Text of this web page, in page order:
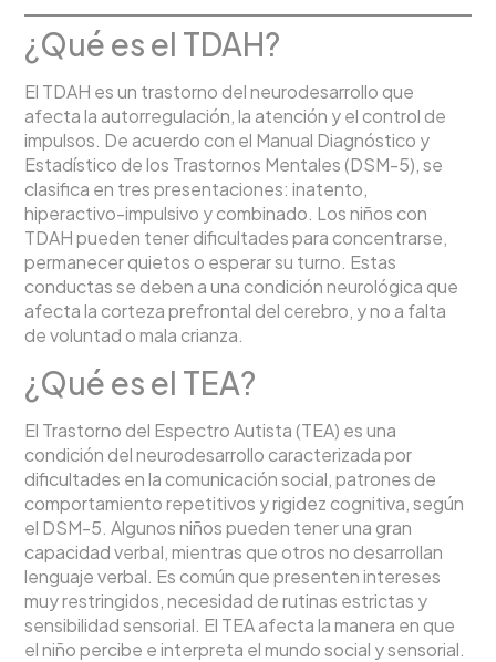
¿Qué es el TDAH?
El TDAH es un trastorno del neurodesarrollo que
afecta la autorregulación, la atención y el control de
impulsos. De acuerdo con el Manual Diagnóstico y
Estadístico de los Trastornos Mentales (DSM-5), se
clasifica en tres presentaciones: inatento,
hiperactivo-impulsivo y combinado. Los niños con
TDAH pueden tener dificultades para concentrarse,
permanecer quietos o esperar su turno. Estas
conductas se deben a una condición neurológica que
afecta la corteza prefrontal del cerebro, y no a falta
de voluntad o mala crianza.
¿Qué es el TEA?
El Trastorno del Espectro Autista (TEA) es una
condición del neurodesarrollo caracterizada por
dificultades en la comunicación social, patrones de
comportamiento repetitivos y rigidez cognitiva, según
el DSM-5. Algunos niños pueden tener una gran
capacidad verbal, mientras que otros no desarrollan
lenguaje verbal. Es común que presenten intereses
muy restringidos, necesidad de rutinas estrictas y
sensibilidad sensorial. El TEA afecta la manera en que
el niño percibe e interpreta el mundo social y sensorial.